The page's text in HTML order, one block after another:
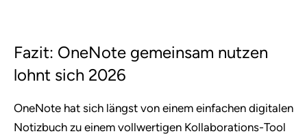
Fazit: OneNote gemeinsam nutzen
lohnt sich 2026
OneNote hat sich längst von einem einfachen digitalen
Notizbuch zu einem vollwertigen Kollaborations-Tool